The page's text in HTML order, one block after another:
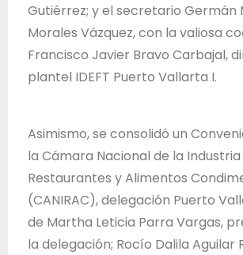
Gutiérrez; y el secretario Germán
Morales Vázquez, con la valiosa
Francisco Javier Bravo Carbajal,
plantel IDEFT Puerto Vallarta I.
Asimismo, se consolidó un
la Cámara Nacional de la
Restaurantes y Alimentos
(CANIRAC), delegación Puerto
de Martha Leticia Parra Vargas,
la delegación; Rocío Dalila Aguilar